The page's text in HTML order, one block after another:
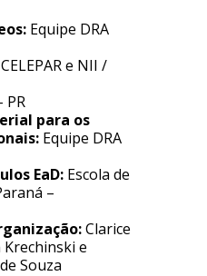
Equipe DRA
CELEPAR e NII /
PR
para os
Equipe DRA
EaD: Escola de
–
Clarice
e
Souza